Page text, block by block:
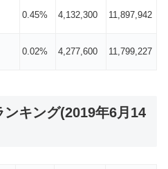
0.45% 4,132,300 11,897,942
0.02% 4,277,600 11,799,227
キング(2019年6月14